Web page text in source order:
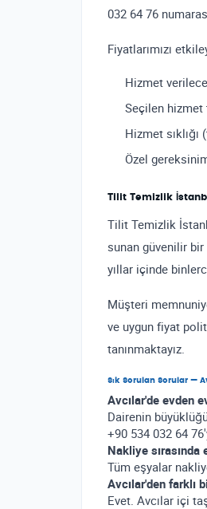
032 64 76
Fiyatlarımızı
Hizmet
Seçilen
Hizmet
Özel
Tilit Temizlik
Tilit Temizlik
sunan güvenilir
yıllar içinde
Müşteri
ve uygun fiyat
tanınmaktayız.
Sık Sorulan Sorular —
Avcılar'de evden
Dairenin
+90 534 032 64
Nakliye
Tüm eşyalar
Avcılar'den farklı
Evet. Avcılar içi